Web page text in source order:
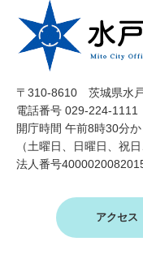
〒310-8610 茨城県水
電話番号 029-224-1111
開庁時間 午前8時30分
（土曜日、日曜日、祝
法人番号
アクセス